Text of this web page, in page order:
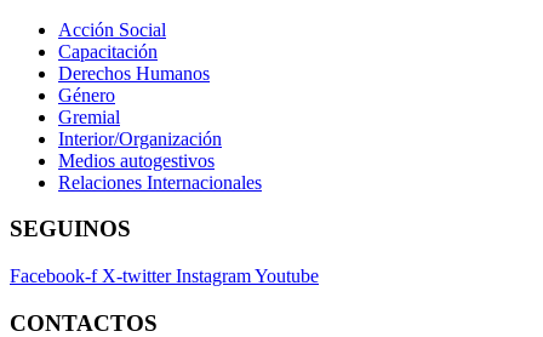
Acción Social
Capacitación
Derechos Humanos
Género
Gremial
Interior/Organización
Medios autogestivos
Relaciones Internacionales
SEGUINOS
Facebook-f X-twitter InstagramYoutube
CONTACTOS